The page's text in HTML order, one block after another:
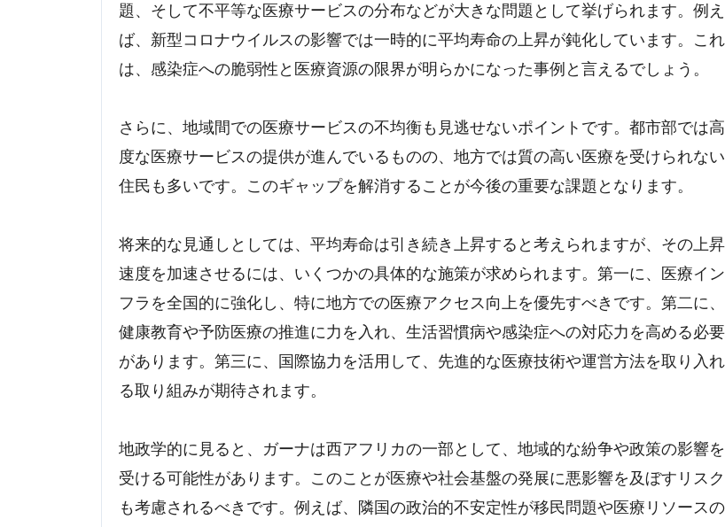
題、そして不平等な医療サービスの分布などが大きな問題として挙げられます。例え
ば、新型コロナウイルスの影響では一時的に平均寿命の上昇が鈍化しています。これ
は、感染症への脆弱性と医療資源の限界が明らかになった事例と言えるでしょう。
さらに、地域間での医療サービスの不均衡も見逃せないポイントです。都市部では高
度な医療サービスの提供が進んでいるものの、地方では質の高い医療を受けられない
住民も多いです。このギャップを解消することが今後の重要な課題となります。
将来的な見通しとしては、平均寿命は引き続き上昇すると考えられますが、その上昇
速度を加速させるには、いくつかの具体的な施策が求められます。第一に、医療イン
フラを全国的に強化し、特に地方での医療アクセス向上を優先すべきです。第二に、
健康教育や予防医療の推進に力を入れ、生活習慣病や感染症への対応力を高める必要
があります。第三に、国際協力を活用して、先進的な医療技術や運営方法を取り入れ
る取り組みが期待されます。
地政学的に見ると、ガーナは西アフリカの一部として、地域的な紛争や政策の影響を
受ける可能性があります。このことが医療や社会基盤の発展に悪影響を及ぼすリスク
も考慮されるべきです。例えば、隣国の政治的不安定性が移民問題や医療リソースの